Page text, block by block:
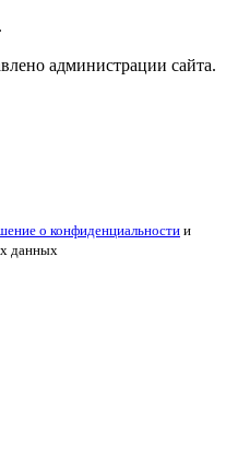
администрации сайта.
о конфиденциальности и
данных